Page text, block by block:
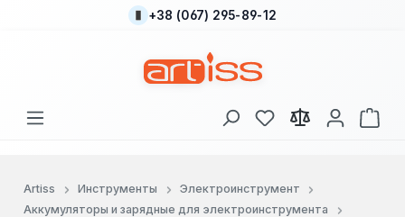
Перейти к основному содержанию
+38 (067) 295-89-12
У вас есть товары
В
Artiss Инструменты
Электроинструмент
Аккумуляторы и зарядные для электроинструмента